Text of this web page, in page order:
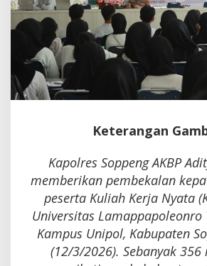
Keterangan
Kapolres Soppeng AKBP
memberikan pembekalan
peserta Kuliah Kerja Nyata
Universitas Lamappapoleonro
Kampus Unipol, Kabupaten
(12/3/2026). Sebanyak 356